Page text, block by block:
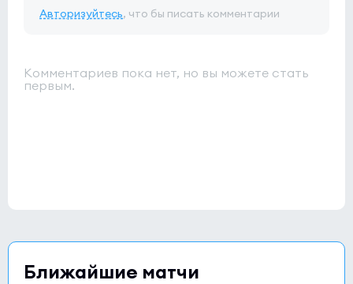
Авторизуйтесь, что бы писать комментарии
Комментариев пока нет, но вы можете стать
первым.
Ближайшие матчи